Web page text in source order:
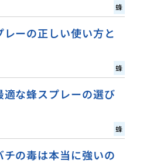
蜂
レーの正しい使い方と
蜂
適な蜂スプレーの選び
蜂
チの毒は本当に強いの